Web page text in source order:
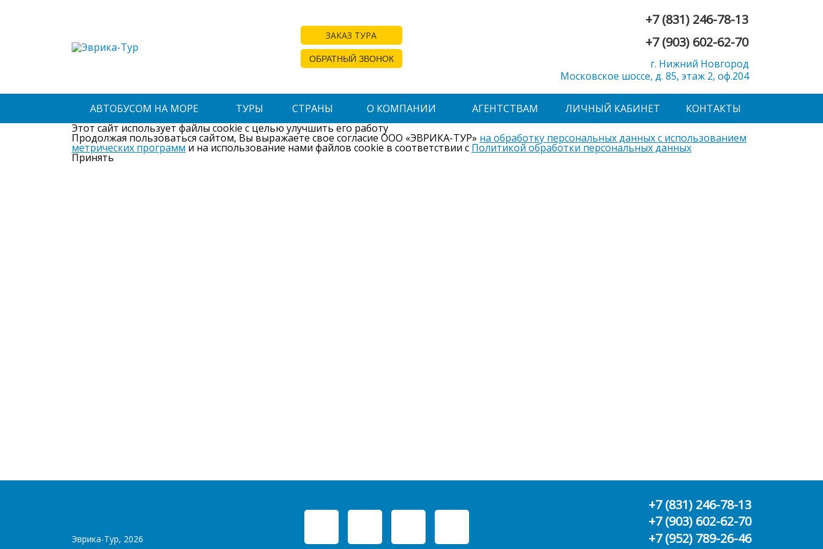
ЗАКАЗ ТУРА
ОБРАТНЫЙ ЗВОНОК
+7 (831) 246-78-13
+7 (903) 602-62-70
г. Нижний Новгород
Московское шоссе, д. 85, этаж 2, оф.204
АВТОБУСОМ НА МОРЕ ТУРЫ СТРАНЫ О КОМПАНИИ АГЕНТСТВАМ ЛИЧНЫЙ КАБИНЕТ
КОНТАКТЫ
Этот сайт использует файлы cookie с целью улучшить его работу
Продолжая пользоваться сайтом, Вы выражаете свое согласие ООО «ЭВРИКА-ТУР» на обработку персональных данных с использованием
метрических программ и на использование нами файлов cookie в соответствии с Политикой обработки персональных данных
Принять
Эврика-Тур, 2026
+7 (831) 246-78-13
+7 (903) 602-62-70
+7 (952) 789-26-46